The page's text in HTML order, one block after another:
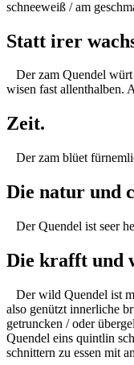
schneeweiß / am
Statt irer
Der zam Quendel würt
wisen fast allenthalben.
Zeit.
Der zam blüet
Die natur und
Der Quendel ist seer
Die krafft und
Der wild Quendel ist
also genützt innerliche
getruncken / oder
Quendel eins quintlin
schnittern zu essen mit